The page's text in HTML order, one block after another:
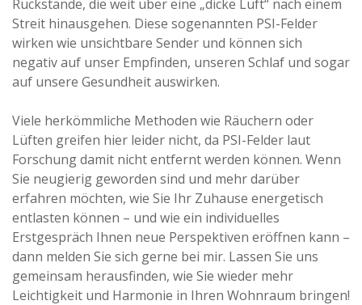
Rückstände, die weit über eine „dicke Luft“ nach einem
Streit hinausgehen. Diese sogenannten PSI-Felder
wirken wie unsichtbare Sender und können sich
negativ auf unser Empfinden, unseren Schlaf und sogar
auf unsere Gesundheit auswirken.
Viele herkömmliche Methoden wie Räuchern oder
Lüften greifen hier leider nicht, da PSI-Felder laut
Forschung damit nicht entfernt werden können. Wenn
Sie neugierig geworden sind und mehr darüber
erfahren möchten, wie Sie Ihr Zuhause energetisch
entlasten können – und wie ein individuelles
Erstgespräch Ihnen neue Perspektiven eröffnen kann –
dann melden Sie sich gerne bei mir. Lassen Sie uns
gemeinsam herausfinden, wie Sie wieder mehr
Leichtigkeit und Harmonie in Ihren Wohnraum bringen!